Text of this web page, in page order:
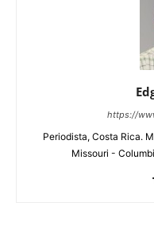
https://
Periodista, Costa Rica.
Missouri -